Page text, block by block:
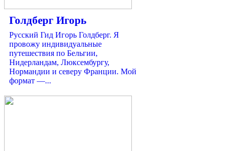
Голдберг Игорь
Русский Гид Игорь Голдберг. Я
провожу индивидуальные
путешествия по Бельгии,
Нидерландам, Люксембургу,
Нормандии и северу Франции. Мой
формат —...